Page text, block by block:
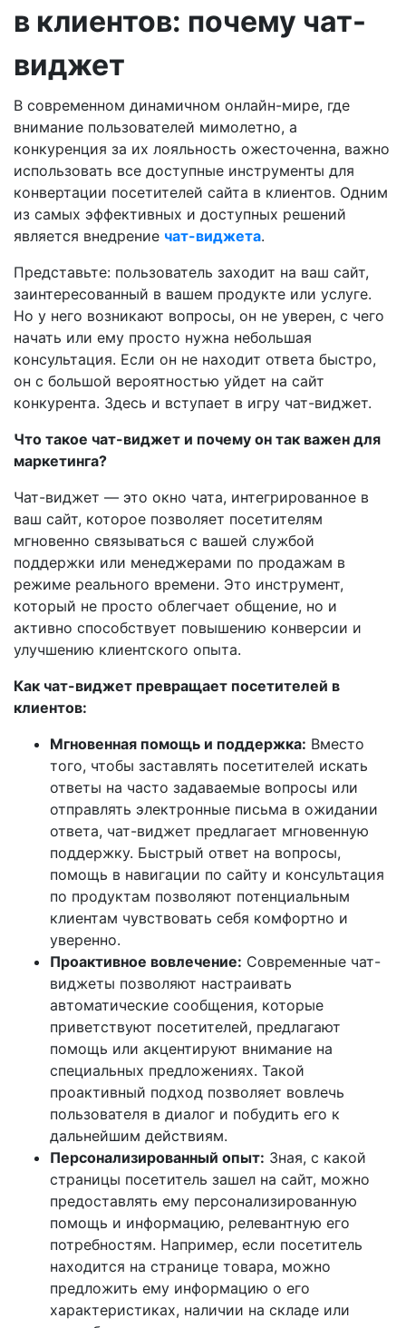
в клиентов: почему чат-
виджет
В современном динамичном онлайн-мире, где
внимание пользователей мимолетно, а
конкуренция за их лояльность ожесточенна, важно
использовать все доступные инструменты для
конвертации посетителей сайта в клиентов. Одним
из самых эффективных и доступных решений
является внедрение чат-виджета.
Представьте: пользователь заходит на ваш сайт,
заинтересованный в вашем продукте или услуге.
Но у него возникают вопросы, он не уверен, с чего
начать или ему просто нужна небольшая
консультация. Если он не находит ответа быстро,
он с большой вероятностью уйдет на сайт
конкурента. Здесь и вступает в игру чат-виджет.
Что такое чат-виджет и почему он так важен для
маркетинга?
Чат-виджет — это окно чата, интегрированное в
ваш сайт, которое позволяет посетителям
мгновенно связываться с вашей службой
поддержки или менеджерами по продажам в
режиме реального времени. Это инструмент,
который не просто облегчает общение, но и
активно способствует повышению конверсии и
улучшению клиентского опыта.
Как чат-виджет превращает посетителей в
клиентов:
Мгновенная помощь и поддержка: Вместо
того, чтобы заставлять посетителей искать
ответы на часто задаваемые вопросы или
отправлять электронные письма в ожидании
ответа, чат-виджет предлагает мгновенную
поддержку. Быстрый ответ на вопросы,
помощь в навигации по сайту и консультация
по продуктам позволяют потенциальным
клиентам чувствовать себя комфортно и
уверенно.
Проактивное вовлечение: Современные чат-
виджеты позволяют настраивать
автоматические сообщения, которые
приветствуют посетителей, предлагают
помощь или акцентируют внимание на
специальных предложениях. Такой
проактивный подход позволяет вовлечь
пользователя в диалог и побудить его к
дальнейшим действиям.
Персонализированный опыт: Зная, с какой
страницы посетитель зашел на сайт, можно
предоставлять ему персонализированную
помощь и информацию, релевантную его
потребностям. Например, если посетитель
находится на странице товара, можно
предложить ему информацию о его
характеристиках, наличии на складе или